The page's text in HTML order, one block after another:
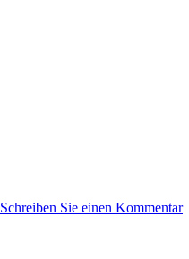
Schreiben Sie einen Kommentarzu